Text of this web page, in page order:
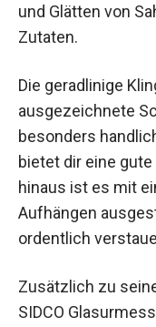
und Glätten von
Zutaten.
Die geradlinige
ausgezeichnete
besonders
bietet dir eine
hinaus ist es mit
Aufhängen
ordentlich
Zusätzlich zu
SIDCO